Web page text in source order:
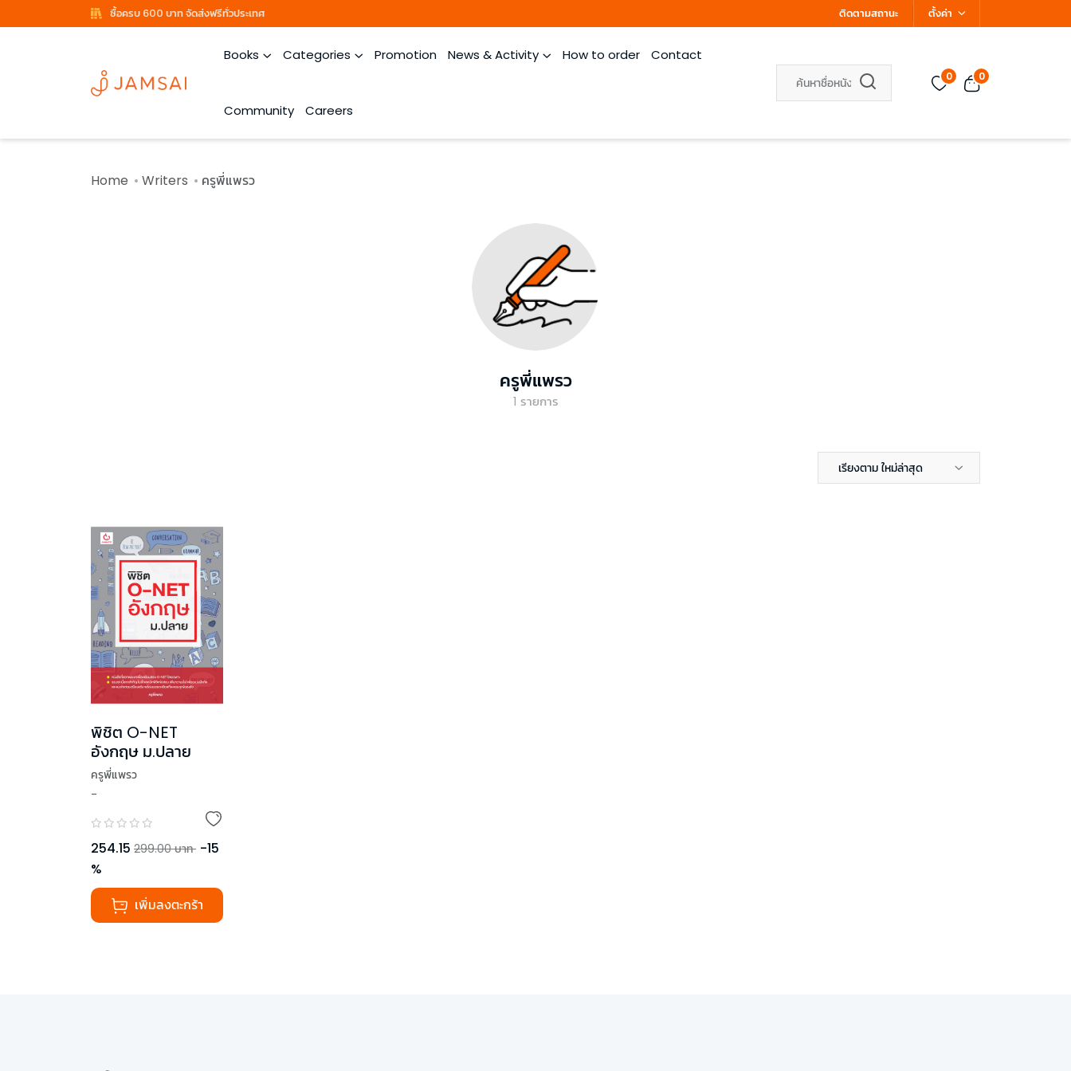
ซื้อครบ 600 บาท จัดส่งฟรีทั่วประเทศ ติดตามสถานะ ตั้งค่า
Books Categories Promotion News & Activity How to order Contact
Community Careers
0 0
Home Writers ครูพี่แพรว
ครูพี่แพรว
1 รายการ
เรียงตาม ใหม่ล่าสุด
พิชิต O-NET
อังกฤษ ม.ปลาย
ครูพี่แพรว
-
254.15 299.00 บาท -15
%
เพิ่มลงตะกร้า